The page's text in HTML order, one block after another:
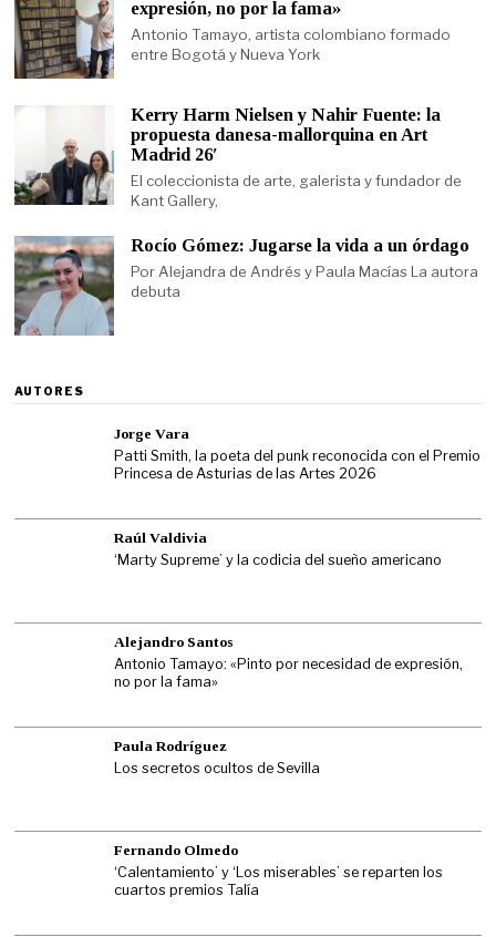
expresión, no por la fama»
Antonio Tamayo, artista colombiano formado
entre Bogotá y Nueva York
Kerry Harm Nielsen y Nahir Fuente: la
propuesta danesa-mallorquina en Art
Madrid 26′
El coleccionista de arte, galerista y fundador de
Kant Gallery,
Rocío Gómez: Jugarse la vida a un órdago
Por Alejandra de Andrés y Paula Macías La autora
debuta
AUTORES
Jorge Vara
Patti Smith, la poeta del punk reconocida con el Premio
Princesa de Asturias de las Artes 2026
Raúl Valdivia
‘Marty Supreme’ y la codicia del sueño americano
Alejandro Santos
Antonio Tamayo: «Pinto por necesidad de expresión,
no por la fama»
Paula Rodríguez
Los secretos ocultos de Sevilla
Fernando Olmedo
‘Calentamiento’ y ‘Los miserables’ se reparten los
cuartos premios Talía